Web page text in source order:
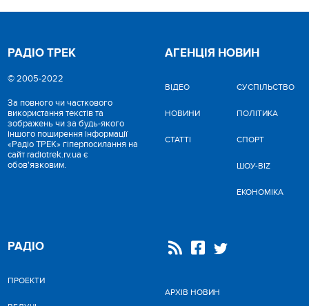
РАДІО ТРЕК
© 2005-2022
За повного чи часткового
використання текстів та
зображень чи за будь-якого
іншого поширення інформації
«Радіо ТРЕК» гіперпосилання на
сайт radiotrek.rv.ua є
обов'язковим.
АГЕНЦІЯ НОВИН
ВІДЕО
НОВИНИ
СТАТТІ
CУСПІЛЬСТВО
ПОЛІТИКА
СПОРТ
ШОУ-BIZ
ЕКОНОМІКА
РАДІО
ПРОЕКТИ
АРХІВ НОВИН